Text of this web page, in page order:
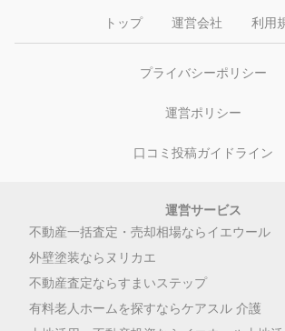
トップ 運営会社 利用
プライバシーポリシー
運営ポリシー
口コミ投稿ガイドライン
運営サービス
不動産一括査定・売却相場ならイエウール
外壁塗装ならヌリカエ
不動産査定ならすまいステップ
有料老人ホームを探すならケアスル 介護